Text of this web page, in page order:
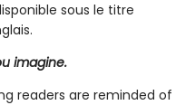
sous le titre
imagine.
readers are reminded of